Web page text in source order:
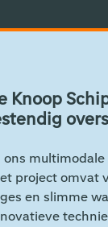
Knoop
ons
project omvat
en slimme